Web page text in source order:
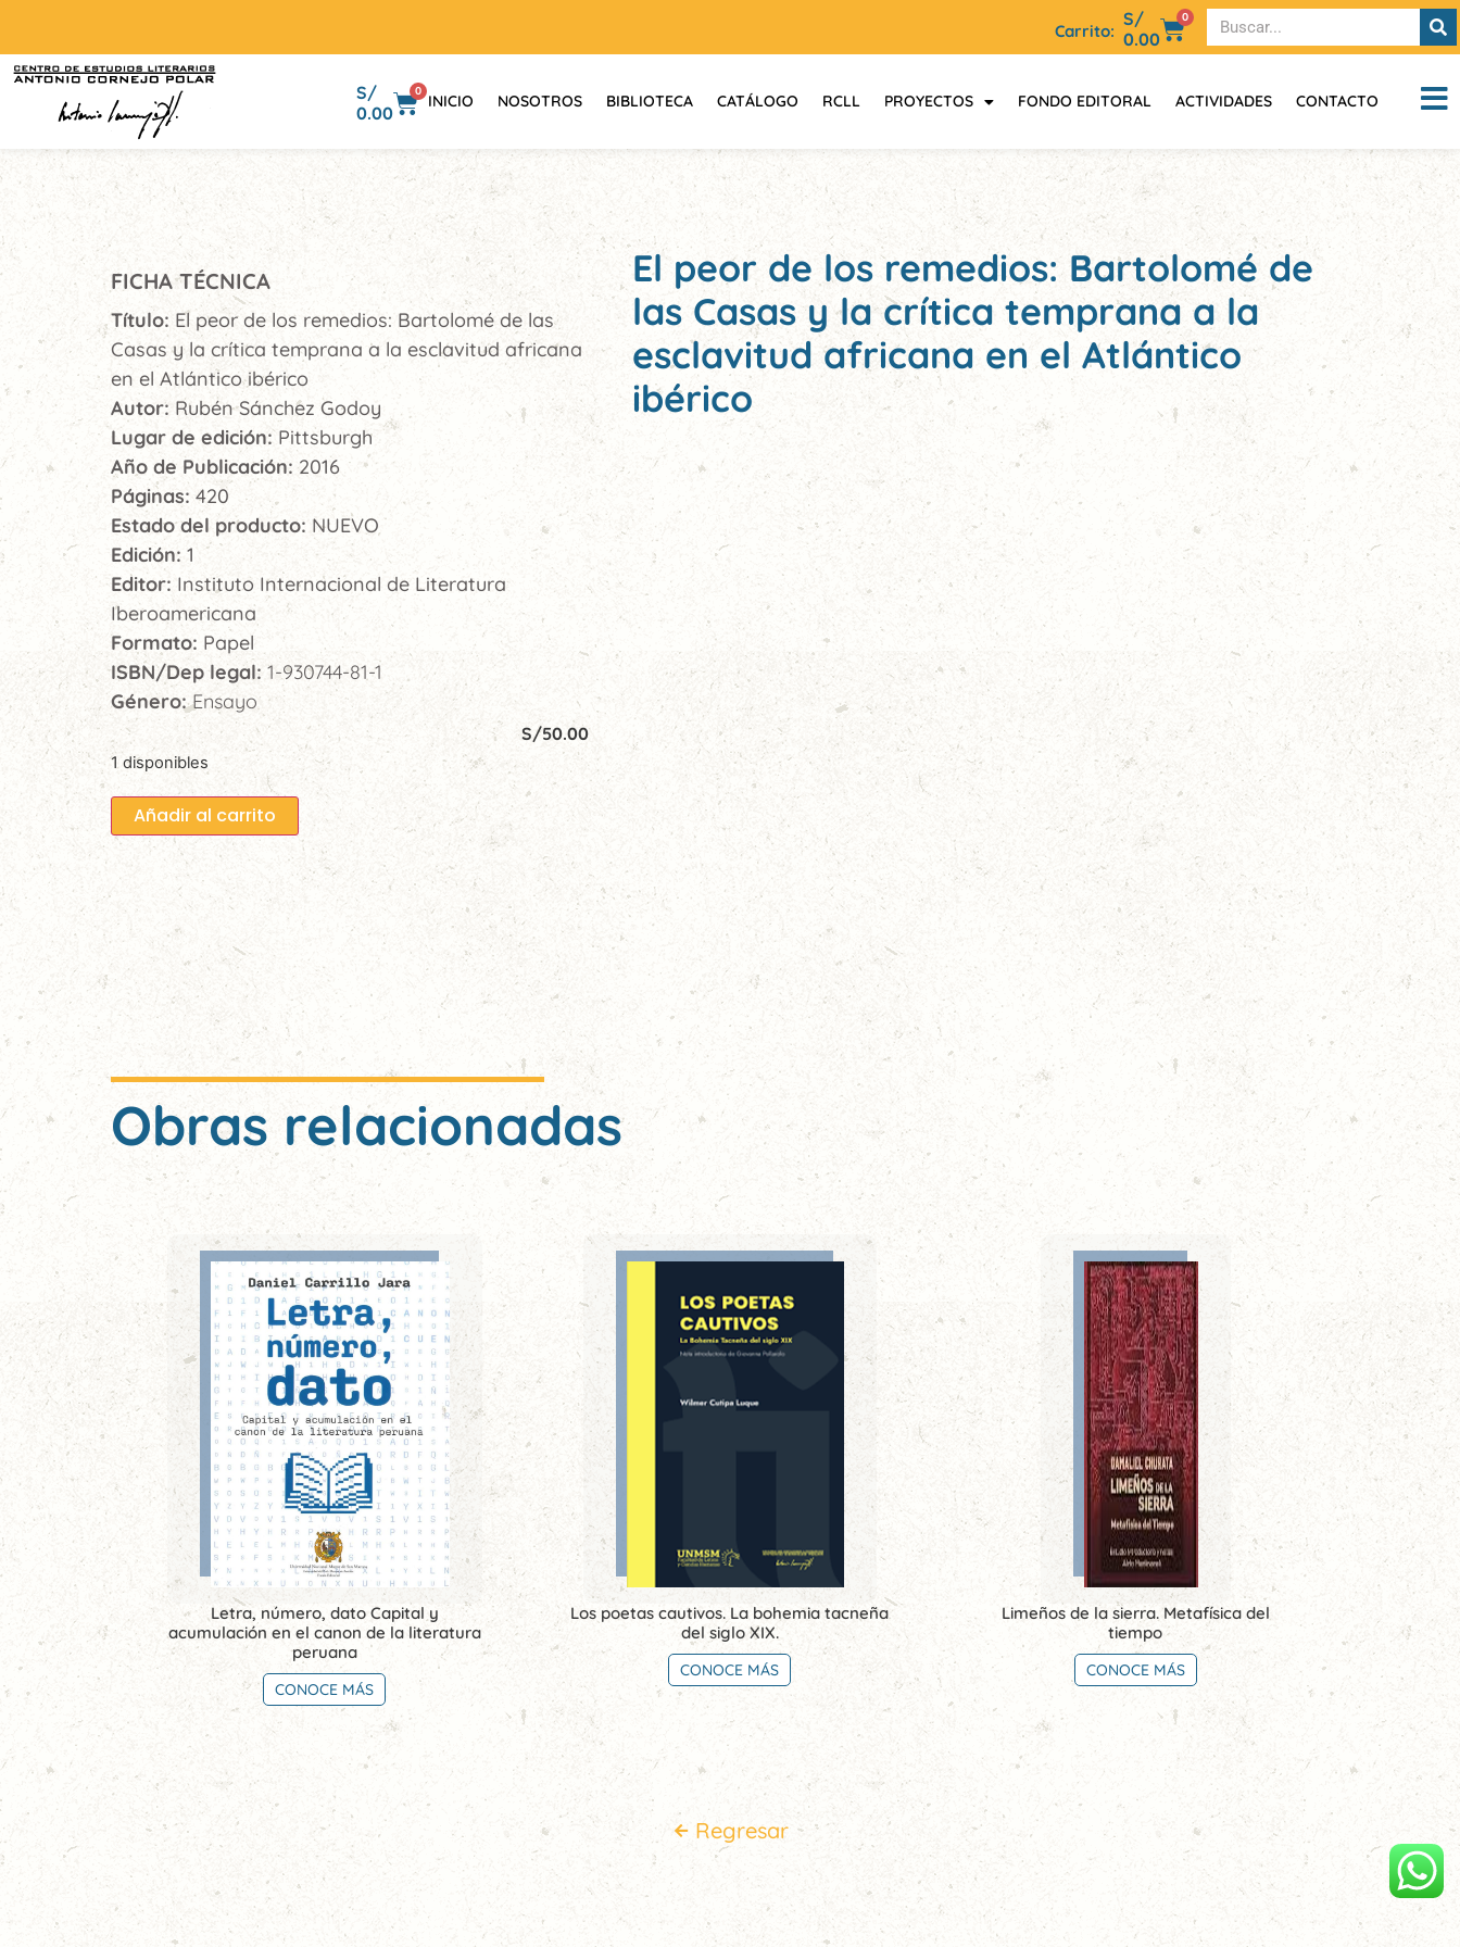
Carrito:
S/
0.00
0
S/
0.00
0
INICIO NOSOTROS BIBLIOTECA CATÁLOGO RCLL PROYECTOS FONDO EDITORAL ACTIVIDADES CONTACTO
FICHA TÉCNICA
Título: El peor de los remedios: Bartolomé de las
Casas y la crítica temprana a la esclavitud africana
en el Atlántico ibérico
Autor: Rubén Sánchez Godoy
Lugar de edición:Pittsburgh
Año de Publicación:2016
Páginas: 420
Estado del producto: NUEVO
Edición: 1
Editor: Instituto Internacional de Literatura
Iberoamericana
Formato: Papel
ISBN/Dep legal: 1-930744-81-1
Género:Ensayo
S/50.00
1 disponibles
Añadir al carrito
El peor de los remedios: Bartolomé de
las Casas y la crítica temprana a la
esclavitud africana en el Atlántico
ibérico
Obras relacionadas
Letra, número, dato Capital y
acumulación en el canon de la literatura
peruana
CONOCE MÁS
Los poetas cautivos. La bohemia tacneña
del siglo XIX.
CONOCE MÁS
Limeños de la sierra. Metafísica del
tiempo
CONOCE MÁS
Regresar